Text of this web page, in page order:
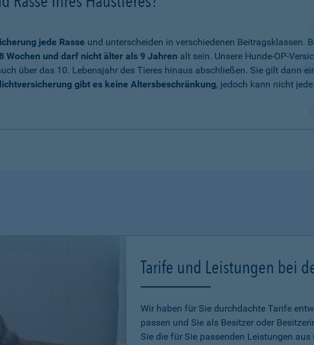
jede Rasse und unterscheiden in verschiedenen Beitragsklassen.
Wochen und darf nicht älter als 9 Jahren alt sein. Unsere Hunde-OP-
über das 10. Lebensjahr des Tieres hinaus abschließen. Sie gilt dann
gibt es keine Altersbeschränkung, jedoch kann nicht
Tarife und Leistungen bei
Wir haben für Sie durchdachte Tarife
passen und Sie als Besitzer oder
Sie die für Sie passenden Leistungen aus